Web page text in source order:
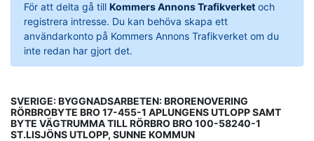
För att delta gå till Kommers Annons Trafikverketoch
registrera intresse. Du kan behöva skapa ett
användarkonto på Kommers Annons Trafikverket om du
inte redan har gjort det.
SVERIGE: BYGGNADSARBETEN: BRORENOVERING
RÖRBROBYTE BRO 17-455-1 APLUNGENS UTLOPP SAMT
BYTE VÄGTRUMMA TILL RÖRBRO BRO 100-58240-1
ST.LISJÖNS UTLOPP, SUNNE KOMMUN